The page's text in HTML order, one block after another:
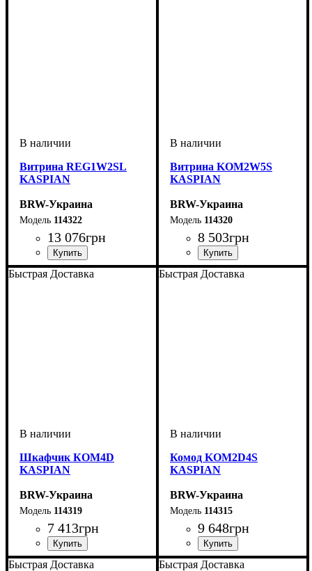
Витрина REG1W2SL
KASPIAN
BRW-Украина
114322
13 076грн
ширина, мм: 560
высота, мм: 2005
глубина, мм: 405
Витрина KOM2W5S
KASPIAN
BRW-Украина
114320
8 503грн
ширина, мм: 1435
высота, мм: 1125
глубина, мм: 405
Быстрая Доставка
Шкафчик КОМ4D
KASPIAN
BRW-Украина
114319
7 413грн
ширина, мм: 1050
высота, мм: 1125
глубина, мм: 405
Быстрая Доставка
Комод KOM2D4S
KASPIAN
BRW-Украина
114315
9 648грн
ширина, мм: 1435
высота, мм: 920
глубина, мм: 405
Быстрая Доставка Быстрая Доставка